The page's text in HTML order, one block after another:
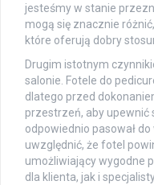
jesteśmy w stanie
mogą się znacznie
które oferują dobry
Drugim istotnym
salonie. Fotele do
dlatego przed
przestrzeń, aby upewnić
odpowiednio pasował
uwzględnić, że fotel
umożliwiający wygodne
dla klienta, jak i